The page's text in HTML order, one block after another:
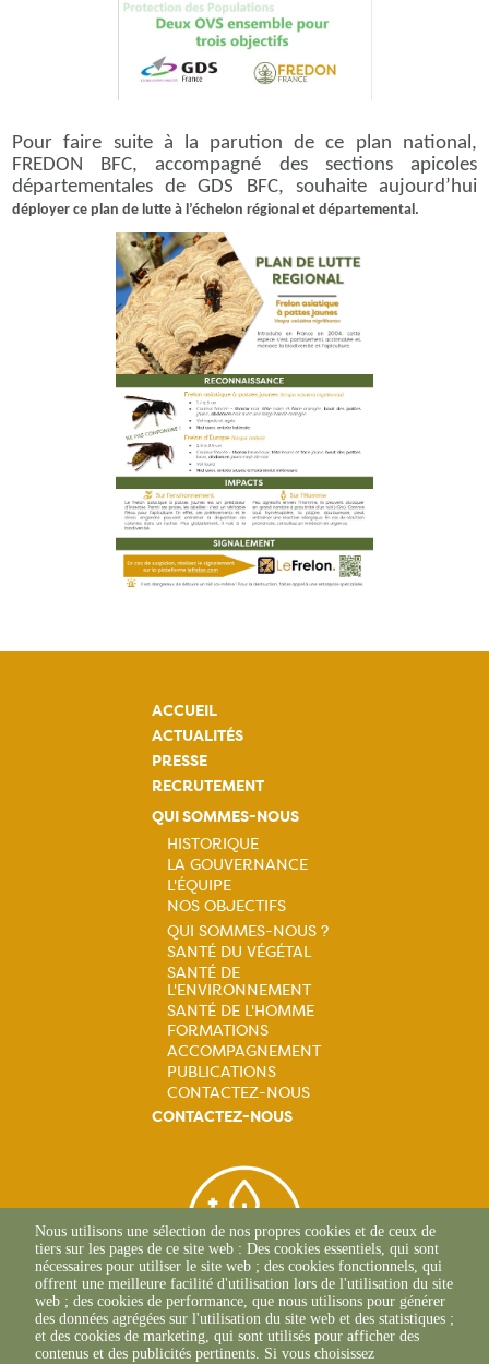
Pour faire suite à la parution de ce plan national,
FREDON BFC, accompagné des sections apicoles
départementales de GDS BFC, souhaite aujourd’hui
déployer ce plan de lutte à l’échelon régional et départemental.
ACCUEIL
ACTUALITÉS
PRESSE
RECRUTEMENT
QUI SOMMES-NOUS
Navigation
principale
HISTORIQUE
LA GOUVERNANCE
L'ÉQUIPE
NOS OBJECTIFS
Navigation
principale
QUI SOMMES-NOUS ?
SANTÉ DU VÉGÉTAL
SANTÉ DE
L'ENVIRONNEMENT
SANTÉ DE L'HOMME
FORMATIONS
ACCOMPAGNEMENT
PUBLICATIONS
CONTACTEZ-NOUS
CONTACTEZ-NOUS
BEAUNE
Nous utilisons une sélection de nos propres cookies et de ceux de
tiers sur les pages de ce site web : Des cookies essentiels, qui sont
nécessaires pour utiliser le site web ; des cookies fonctionnels, qui
offrent une meilleure facilité d'utilisation lors de l'utilisation du site
web ; des cookies de performance, que nous utilisons pour générer
des données agrégées sur l'utilisation du site web et des statistiques ;
et des cookies de marketing, qui sont utilisés pour afficher des
contenus et des publicités pertinents. Si vous choisissez